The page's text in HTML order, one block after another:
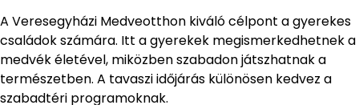
A Veresegyházi Medveotthon kiváló célpont a gyerekes
családok számára. Itt a gyerekek megismerkedhetnek a
medvék életével, miközben szabadon játszhatnak a
természetben. A tavaszi időjárás különösen kedvez a
szabadtéri programoknak.